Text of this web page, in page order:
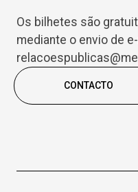
Os bilhetes são
mediante o envio de
CONTACTO